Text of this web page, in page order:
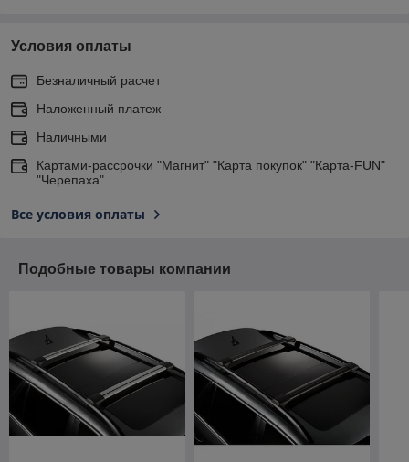
Условия оплаты
Безналичный расчет
Наложенный платеж
Наличными
Картами-рассрочки "Магнит" "Карта покупок" "Карта-FUN"
"Черепаха"
Все условия оплаты
Подобные товары компании